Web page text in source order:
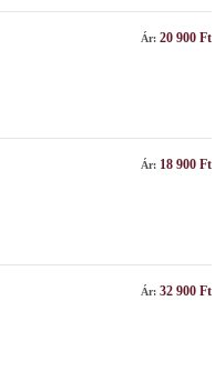
Ár: 20 900 Ft
Ár: 18 900 Ft
Ár: 32 900 Ft